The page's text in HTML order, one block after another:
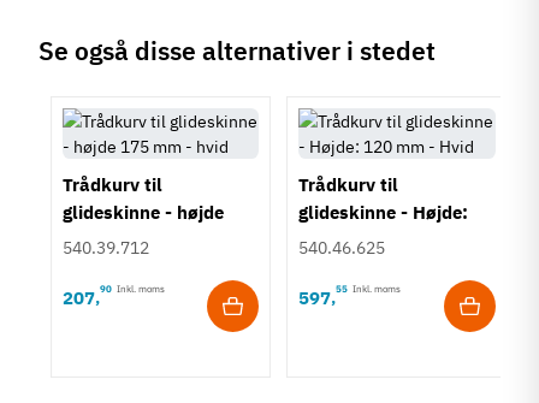
Se også disse alternativer i stedet
Trådkurv til
glideskinne - højde
175 mm - hvid
540.39.712
207,90 Inkl. moms
Trådkurv til
glideskinne - Højde:
120 mm - Hvid
540.46.625
597,55 Inkl. moms